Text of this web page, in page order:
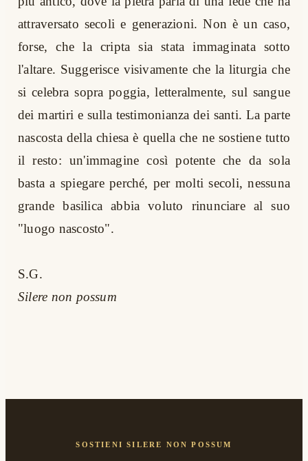
attraversato secoli e generazioni. Non è un caso,
forse, che la cripta sia stata immaginata sotto
l'altare. Suggerisce visivamente che la liturgia che
si celebra sopra poggia, letteralmente, sul sangue
dei martiri e sulla testimonianza dei santi. La parte
nascosta della chiesa è quella che ne sostiene tutto
il resto: un'immagine così potente che da sola
basta a spiegare perché, per molti secoli, nessuna
grande basilica abbia voluto rinunciare al suo
"luogo nascosto".
S.G.
Silere non possum
SOSTIENI SILERE NON POSSUM